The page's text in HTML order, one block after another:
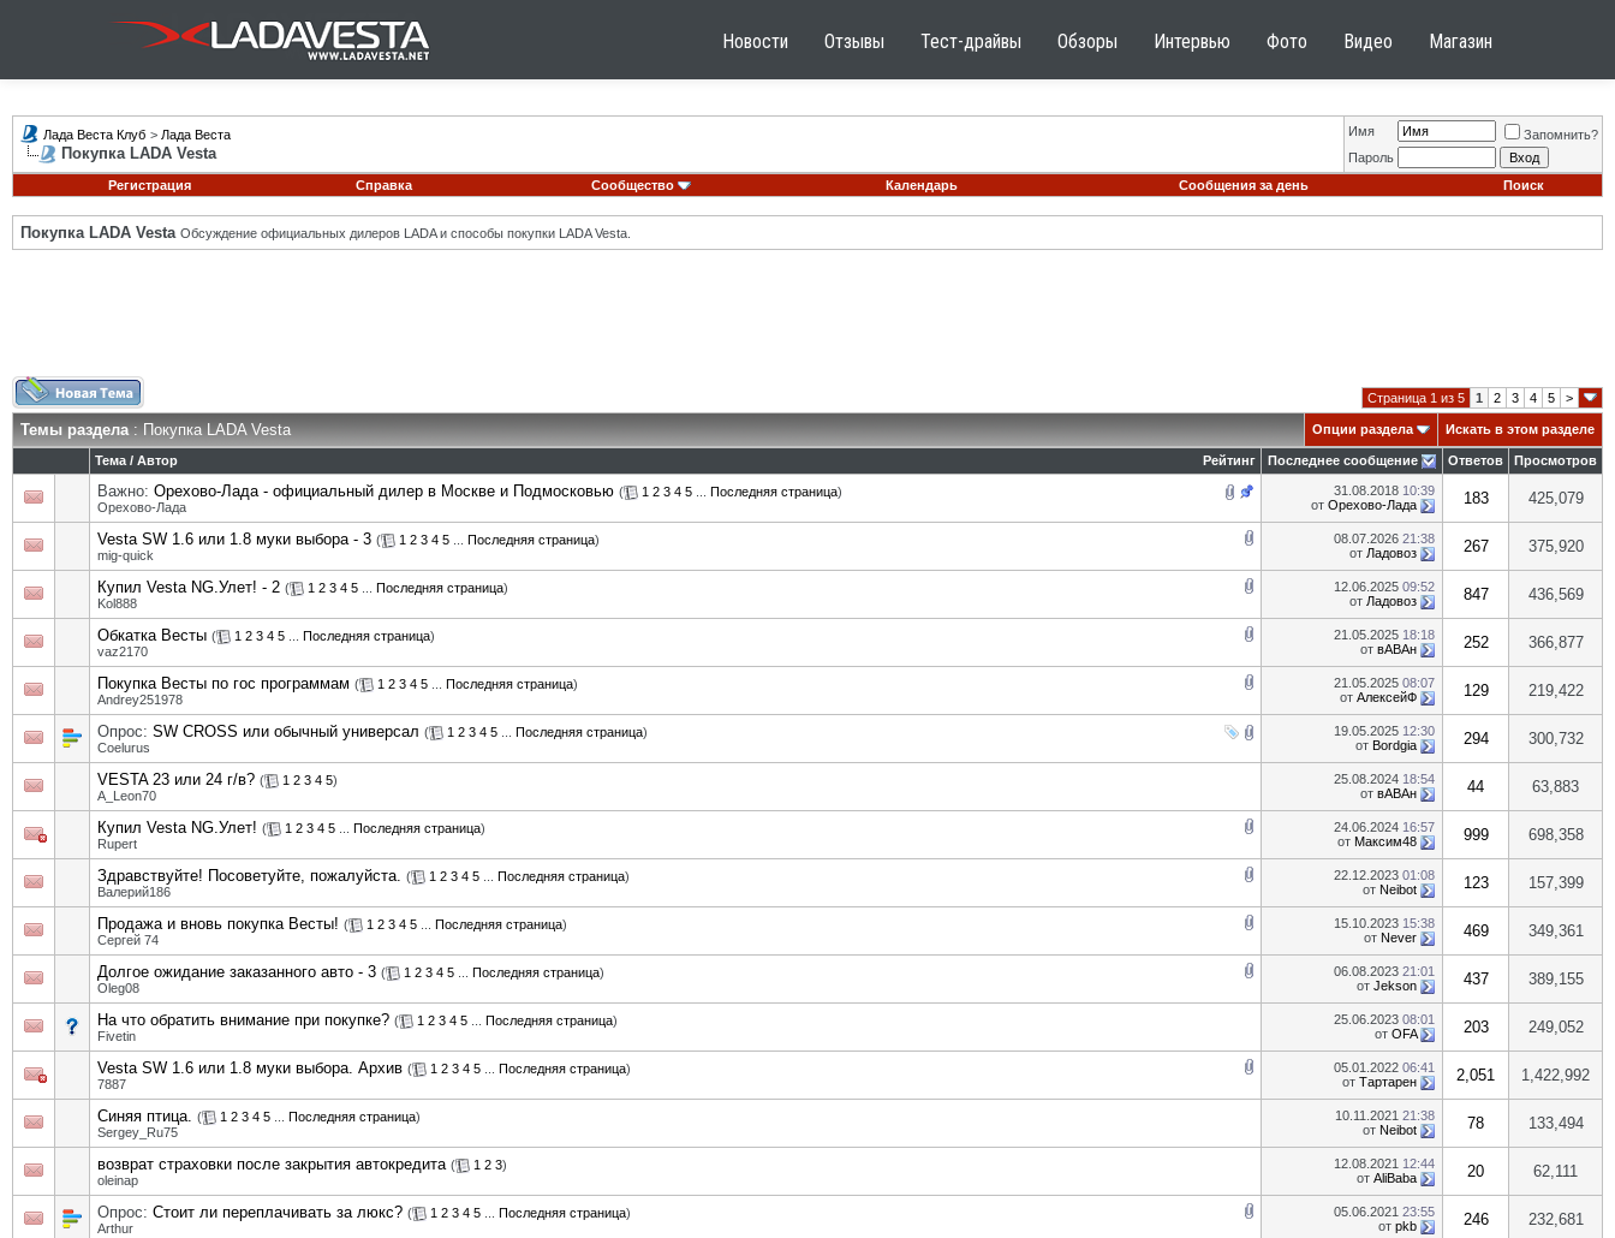
Новости Отзывы Тест-драйвы Обзоры Интервью Фото Видео Магазин
Лада Веста Клуб > Лада Веста
Покупка LADA Vesta
Имя
Запомнить?
Пароль
Регистрация
Справка Сообщество Календарь Сообщения за день Поиск
Покупка LADA Vesta Обсуждение официальных дилеров LADA и способы покупки LADA Vesta.
Страница 1 из 5 1 2 3 4 5 >
Темы раздела: Покупка LADA Vesta Опции раздела Искать в этом разделе
Рейтинг
Тема / Автор Последнее сообщение Ответов Просмотров
Важно: Орехово-Лада - официальный дилер в Москве и Подмосковью ( 1 2 3 4 5 Последняя страница)
Орехово-Лада
31.08.2018 10:39
от Орехово-Лада 183 425,079
Vesta SW 1.6 или 1.8 муки выбора - 3 ( 1 2 3 4 5 Последняя страница)
mig-quick
08.07.2026 21:38
от Ладовоз 267 375,920
Купил Vesta NG.Улет! - 2 ( 1 2 3 4 5 Последняя страница)
Kol888
12.06.2025 09:52
от Ладовоз 847 436,569
Обкатка Весты ( 1 2 3 4 5 Последняя страница)
vaz2170
21.05.2025 18:18
от вАВАн 252 366,877
Покупка Весты по гос программам ( 1 2 3 4 5 Последняя страница)
Andrey251978
21.05.2025 08:07
от АлексейФ 129 219,422
Опрос: SW CROSS или обычный универсал ( 1 2 3 4 5 Последняя страница)
Coelurus
19.05.2025 12:30
от Bordgia 294 300,732
VESTA 23 или 24 г/в? ( 1 2 3 4 5)
A_Leon70
25.08.2024 18:54
от вАВАн 44 63,883
Купил Vesta NG.Улет! ( 1 2 3 4 5 Последняя страница)
Rupert
24.06.2024 16:57
от Максим48 999 698,358
Здравствуйте! Посоветуйте, пожалуйста. ( 1 2 3 4 5 Последняя страница)
Валерий186
22.12.2023 01:08
от Neibot 123 157,399
Продажа и вновь покупка Весты! ( 1 2 3 4 5 Последняя страница)
Сергей 74
15.10.2023 15:38
от Never 469 349,361
Долгое ожидание заказанного авто - 3 ( 1 2 3 4 5 Последняя страница)
Oleg08
06.08.2023 21:01
от Jekson 437 389,155
На что обратить внимание при покупке? ( 1 2 3 4 5 Последняя страница)
Fivetin
25.06.2023 08:01
от OFA 203 249,052
Vesta SW 1.6 или 1.8 муки выбора. Архив ( 1 2 3 4 5 Последняя страница)
7887
05.01.2022 06:41
от Тартарен 2,051 1,422,992
Синяя птица. ( 1 2 3 4 5 Последняя страница)
Sergey_Ru75
10.11.2021 21:38
от Neibot 78 133,494
возврат страховки после закрытия автокредита ( 1 2 3)
oleinap
12.08.2021 12:44
от AliBaba 20 62,111
Опрос: Стоит ли переплачивать за люкс? ( 1 2 3 4 5 Последняя страница)
Arthur
05.06.2021 23:55
от pkb 246 232,681